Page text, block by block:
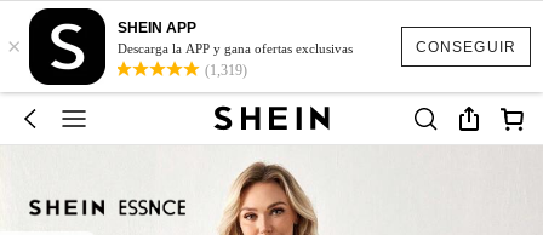
CONSEGUIR
×
SHEIN APP
Descarga la APP y gana ofertas exclusivas
(1,319)